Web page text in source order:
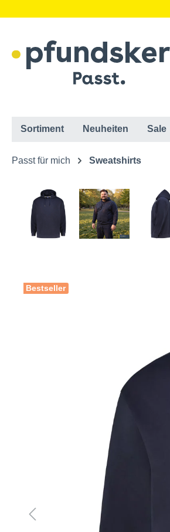
Sortiment Neuheiten Sale
Passt für mich Sweatshirts
Bestseller